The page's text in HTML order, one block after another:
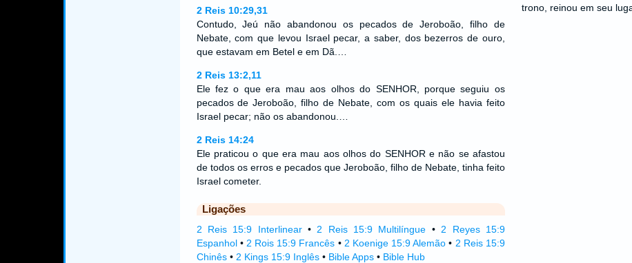
2 Reis 10:29,31
Contudo, Jeú não abandonou os pecados de Jeroboão, filho de
Nebate, com que levou Israel pecar, a saber, dos bezerros de ouro,
que estavam em Betel e em Dã.…
2 Reis 13:2,11
Ele fez o que era mau aos olhos do SENHOR, porque seguiu os
pecados de Jeroboão, filho de Nebate, com os quais ele havia feito
Israel pecar; não os abandonou.…
2 Reis 14:24
Ele praticou o que era mau aos olhos do SENHOR e não se afastou
de todos os erros e pecados que Jeroboão, filho de Nebate, tinha feito
Israel cometer.
Ligações
2 Reis 15:9 Interlinear• 2 Reis 15:9 Multilíngue • 2 Reyes 15:9
Espanhol• 2 Rois 15:9 Francês • 2 Koenige 15:9 Alemão • 2 Reis 15:9
Chinês• 2 Kings 15:9 Inglês• Bible Apps• Bible Hub
trono, reinou em seu